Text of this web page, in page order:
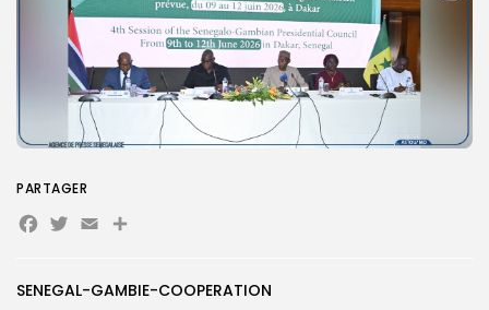
SENEGAL-GAMBIE-COOPERATION
PARTAGER
Facebook
Twitter
EmailPartager